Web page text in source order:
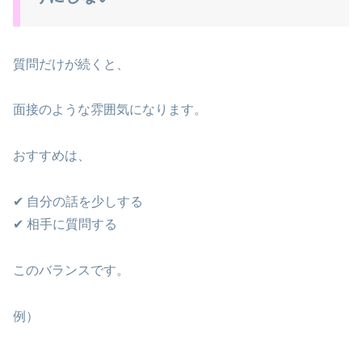
質問だけが続くと、
面接のような雰囲気になります。
おすすめは、
✔ 自分の話を少しする
✔ 相手に質問する
このバランスです。
例）